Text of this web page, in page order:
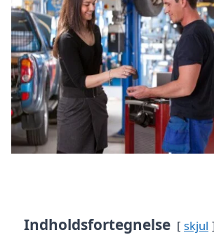
Indholdsfortegnelse skjul